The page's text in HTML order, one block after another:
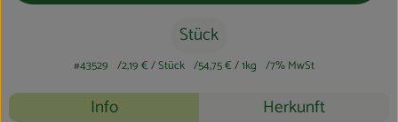
Stück
#43529 2,19 €/ Stück 54,75 €/ 1kg 7% MwSt
Rezepte
Info Herkunft